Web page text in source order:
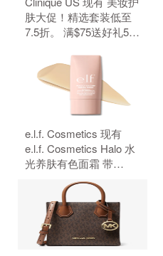
肤大促！精选套装低至
7.5折。 满$75送好礼5
件。 无需使用优惠码。
e.l.f. Cosmetics 现有
e.l.f. Cosmetics Halo 水
光养肤有色面霜 带
SPF50 防晒，原价
$18，现特价$14（约
94.83元）。 无需使用优
惠码。